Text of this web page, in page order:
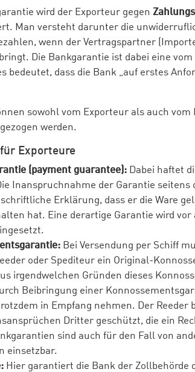
wird der Exporteur gegen
Man versteht darunter die
wenn der Vertragspartner
Die Bankgarantie ist dabei eine
bedeutet, dass die Bank „auf erstes
sowohl vom Exporteur als auch
werden.
Exporteure
(payment guarantee): Dabei haftet
Inanspruchnahme der Garantie seitens
Erklärung, dass er die Ware
hat. Eine derartige Garantie wird
Bei Versendung per Schiff
oder Spediteur ein Original-
irgendwelchen Gründen dieses
Beibringung einer
in Empfang nehmen. Der Reeder
Dritter geschützt, die ein
sind auch für den Fall von
einsetzbar.
Hier garantiert die Bank der Zollbehörde